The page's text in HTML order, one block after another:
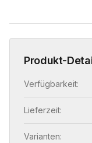
Produkt-
Verfügbarkeit:
Lieferzeit:
Varianten: